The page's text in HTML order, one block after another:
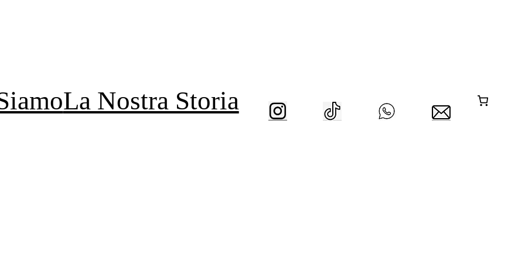
La Nostra Storia